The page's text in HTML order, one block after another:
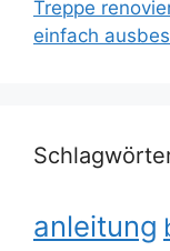
Treppe
einfach
anleitung